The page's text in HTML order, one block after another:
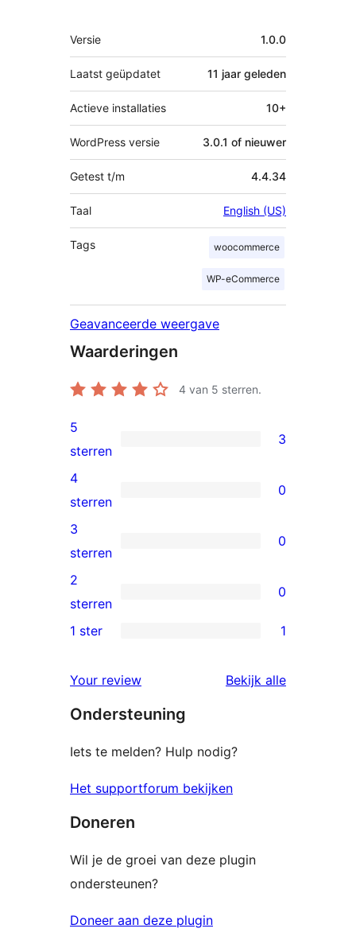
Meta
Versie 1.0.0
Laatst geüpdatet 11 jaar geleden
Actieve installaties 10+
WordPress versie 3.0.1 of nieuwer
Getest t/m 4.4.34
Taal English (US)
Tags woocommerce
WP-eCommerce
Geavanceerde weergave
Waarderingen
4 van 5 sterren.
3
5
sterren
beoordelingen
5
sterren
3
0
4
sterren
beoordelingen
4
sterren
0
0
3
sterren
beoordelingen
3
sterren
0
0
2
beoordelingen
2
sterren
0
ster
beoordeling
1 ster 1
Your review Bekijk alle
Ondersteuning
Iets te melden? Hulp nodig?
Het supportforum bekijken
Doneren
Wil je de groei van deze plugin
ondersteunen?
Doneer aan deze plugin